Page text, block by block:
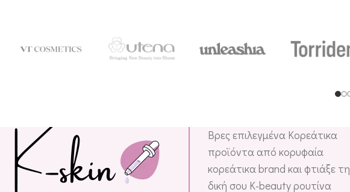
Editor
Βρες επιλεγμένα Κορεάτικα
προϊόντα από κορυφαία
κορεάτικα brand και φτιάξε τη
δική σου K-beauty ρουτίνα